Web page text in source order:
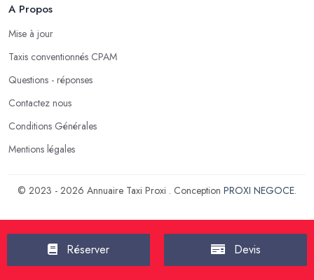
A Propos
Mise à jour
Taxis conventionnés CPAM
Questions - réponses
Contactez nous
Conditions Générales
Mentions légales
© 2023 - 2026 Annuaire Taxi Proxi . Conception PROXI NEGOCE.
Réserver Devis